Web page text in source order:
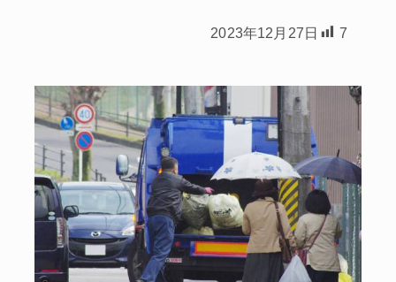
2023年12月27日 7